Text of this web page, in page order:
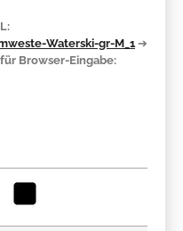
Waterski-gr-M_1 ➔
Browser-Eingabe: